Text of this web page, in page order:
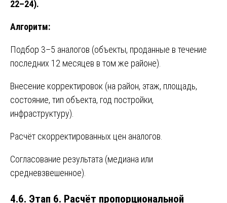
22–24).
Алгоритм:
Подбор 3–5 аналогов (объекты, проданные в течение
последних 12 месяцев в том же районе).
Внесение корректировок (на район, этаж, площадь,
состояние, тип объекта, год постройки,
инфраструктуру).
Расчёт скорректированных цен аналогов.
Согласование результата (медиана или
средневзвешенное).
4.6. Этап 6. Расчёт пропорциональной